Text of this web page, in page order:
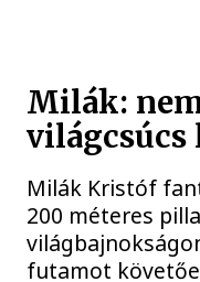
Milák:
világcsúcs
Milák Kristóf
200 méteres
futamot